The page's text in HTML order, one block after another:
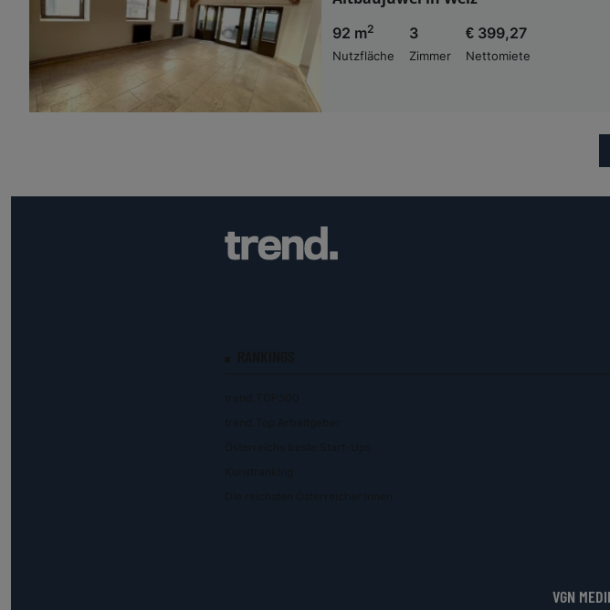
92 m2
Nutzfläche
3
Zimmer
€ 399,27
Nettomiete
VGN